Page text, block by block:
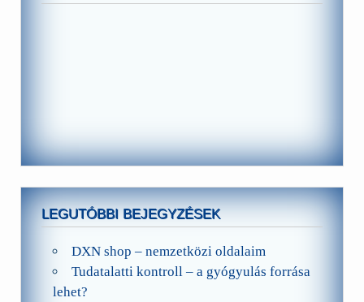
LEGUTÓBBI BEJEGYZÉSEK
DXN shop – nemzetközi oldalaim
Tudatalatti kontroll – a gyógyulás forrása
lehet?